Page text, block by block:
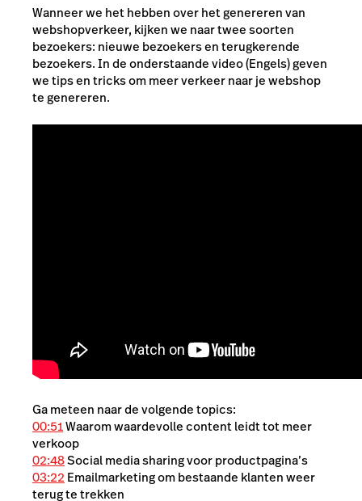
Wanneer we het hebben over het genereren van
webshopverkeer, kijken we naar twee soorten
bezoekers: nieuwe bezoekers en terugkerende
bezoekers. In de onderstaande video (Engels) geven
we tips en tricks om meer verkeer naar je webshop
te genereren.
Ga meteen naar de volgende topics:
00:51Waarom waardevolle content leidt tot meer
verkoop
02:48Social media sharing voor productpagina’s
03:22 Emailmarketing om bestaande klanten weer
terug te trekken